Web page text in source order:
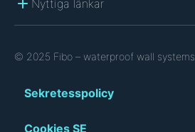
Nyttiga länkar
© 2025 Fibo – waterproof wall systems
Sekretesspolicy
Cookies SE